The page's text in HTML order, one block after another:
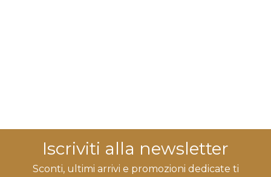
Iscriviti alla newsletter
Sconti, ultimi arrivi e promozioni dedicate ti